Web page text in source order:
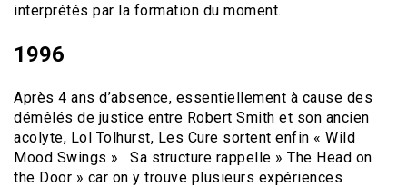
interprétés par la formation du moment.
1996
Après 4 ans d’absence, essentiellement à cause des
démêlés de justice entre Robert Smith et son ancien
acolyte, Lol Tolhurst, Les Cure sortent enfin « Wild
Mood Swings » . Sa structure rappelle » The Head on
the Door » car on y trouve plusieurs expériences